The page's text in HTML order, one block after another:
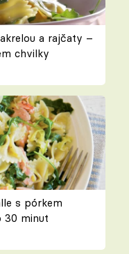
a rajčaty –
chvilky
s pórkem
30 minut